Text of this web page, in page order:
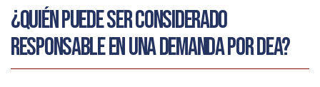
¿Quién puede ser considerado
responsable en una demanda por DEA?